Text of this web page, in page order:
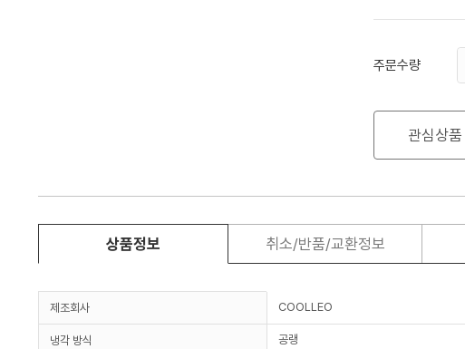
주문수량
관심상품
상품정보 취소/반품/교환정보
제조회사 COOLLEO
냉각 방식 공랭